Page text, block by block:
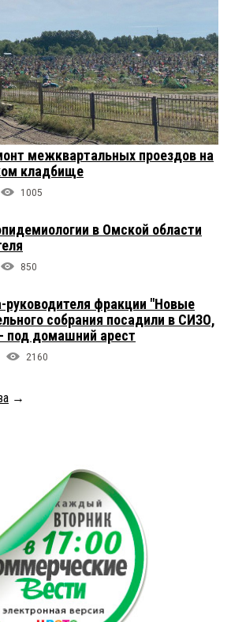
межквартальных проездов на
кладбище
1005
в Омской области
850
руководителя фракции "Новые
собрания посадили в СИЗО,
под домашний арест
2160
→